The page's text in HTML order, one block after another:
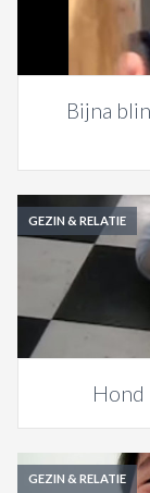
Bijna
GEZIN & RELATIE
Hond
GEZIN & RELATIE